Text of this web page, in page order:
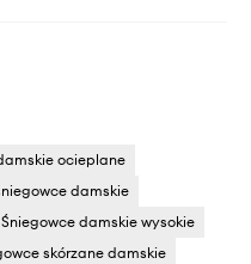
ocieplane
damskie
Śniegowce damskie wysokie
skórzane damskie